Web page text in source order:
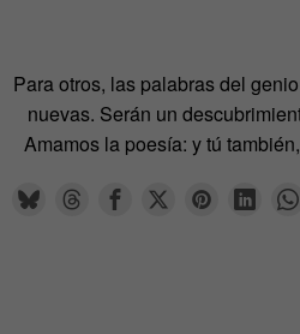
Para otros, las palabras del
nuevas. Serán un
Amamos la poesía: y tú